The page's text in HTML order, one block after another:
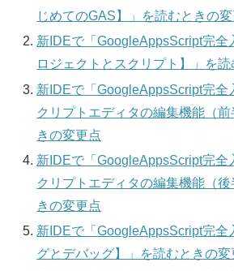
じめてのGAS】」を読むときの
新IDEで「GoogleAppsScript完全
ロジェクトとスクリプト】」を
新IDEで「GoogleAppsScript完全
クリプトエディタの編集機能（
きの変更点
新IDEで「GoogleAppsScript完全
クリプトエディタの編集機能（
きの変更点
新IDEで「GoogleAppsScript完全
グとデバッグ】」を読むときの変